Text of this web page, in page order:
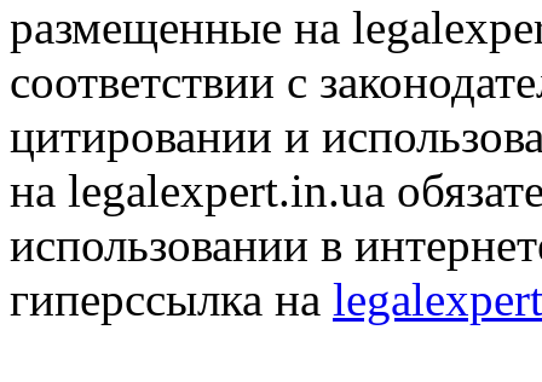
размещенные на
соответствии с
цитировании и
на legalexpert.in.ua
использовании в
гиперссылка на